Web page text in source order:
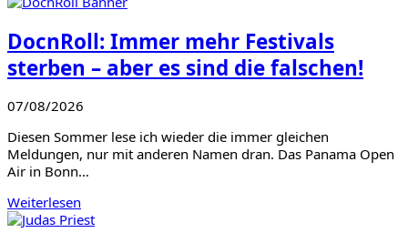
DocnRoll: Immer mehr Festivals
sterben – aber es sind die falschen!
07/08/2026
Diesen Sommer lese ich wieder die immer gleichen
Meldungen, nur mit anderen Namen dran. Das Panama Open
Air in Bonn…
Weiterlesen